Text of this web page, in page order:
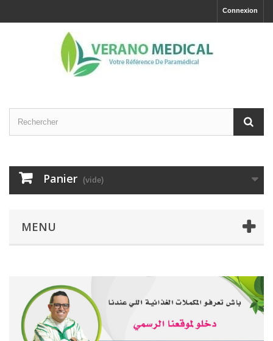
Connexion
Panier (vide)
MENU